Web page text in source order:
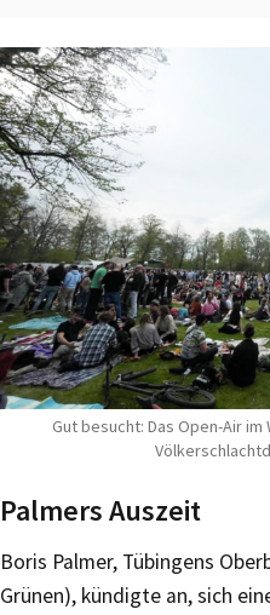
Gut besucht: Das Open-Air
Palmers Auszeit
Boris Palmer, Tübingens
Grünen), kündigte an, sich